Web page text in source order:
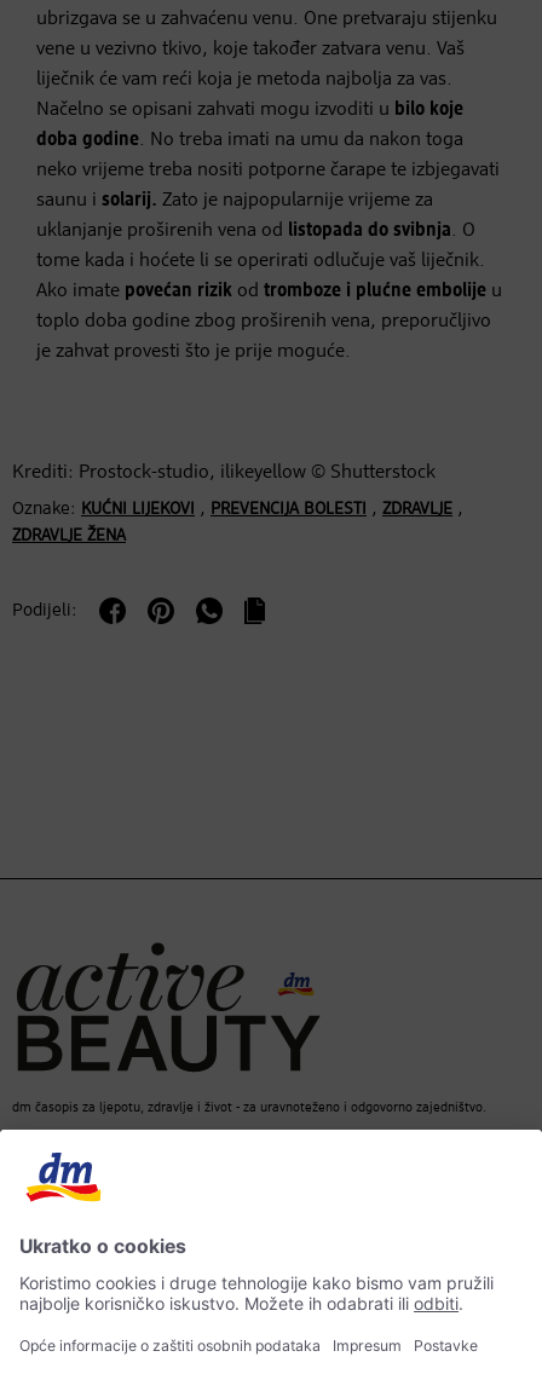
ubrizgava se u zahvaćenu venu. One pretvaraju stijenku
vene u vezivno tkivo, koje također zatvara venu. Vaš
liječnik će vam reći koja je metoda najbolja za vas.
Načelno se opisani zahvati mogu izvoditi u bilo koje
doba godine. No treba imati na umu da nakon toga
neko vrijeme treba nositi potporne čarape te izbjegavati
saunu i solarij. Zato je najpopularnije vrijeme za
uklanjanje proširenih vena od listopada do svibnja. O
tome kada i hoćete li se operirati odlučuje vaš liječnik.
Ako imate povećan rizik od tromboze i plućne embolije u
toplo doba godine zbog proširenih vena, preporučljivo
je zahvat provesti što je prije moguće.
Krediti: Prostock-studio, ilikeyellow © Shutterstock
Oznake: KUĆNI LIJEKOVI , PREVENCIJA BOLESTI , ZDRAVLJE ,
ZDRAVLJE ŽENA
Podijeli:
dm časopis za ljepotu, zdravlje i život - za uravnoteženo i odgovorno zajedništvo.